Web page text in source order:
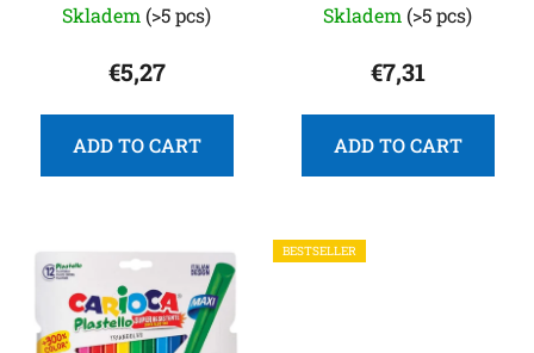
Skladem (>5 pcs)
€5,27
ADD TO CART
Skladem (>5 pcs)
€7,31
ADD TO CART
BESTSELLER